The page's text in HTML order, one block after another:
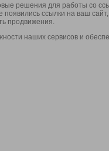
решения для работы со
появились ссылки на ваш
продвижения.
наших сервисов и